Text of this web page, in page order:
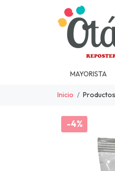
MAYORISTA
Inicio Productos
-4%